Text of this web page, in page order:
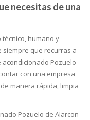
necesitas de una
humano y
que recurras a
Pozuelo
con una empresa
manera rápida, limpia
Pozuelo de Alarcon